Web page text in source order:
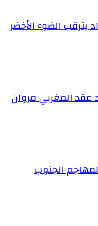
يترقب الضوء الأخضر
عقد المغربي مروان
الجنوب